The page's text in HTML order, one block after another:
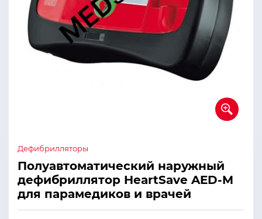
Дефибрилляторы
Полуавтоматический наружный
дефибриллятор HeartSave AED-M
для парамедиков и врачей